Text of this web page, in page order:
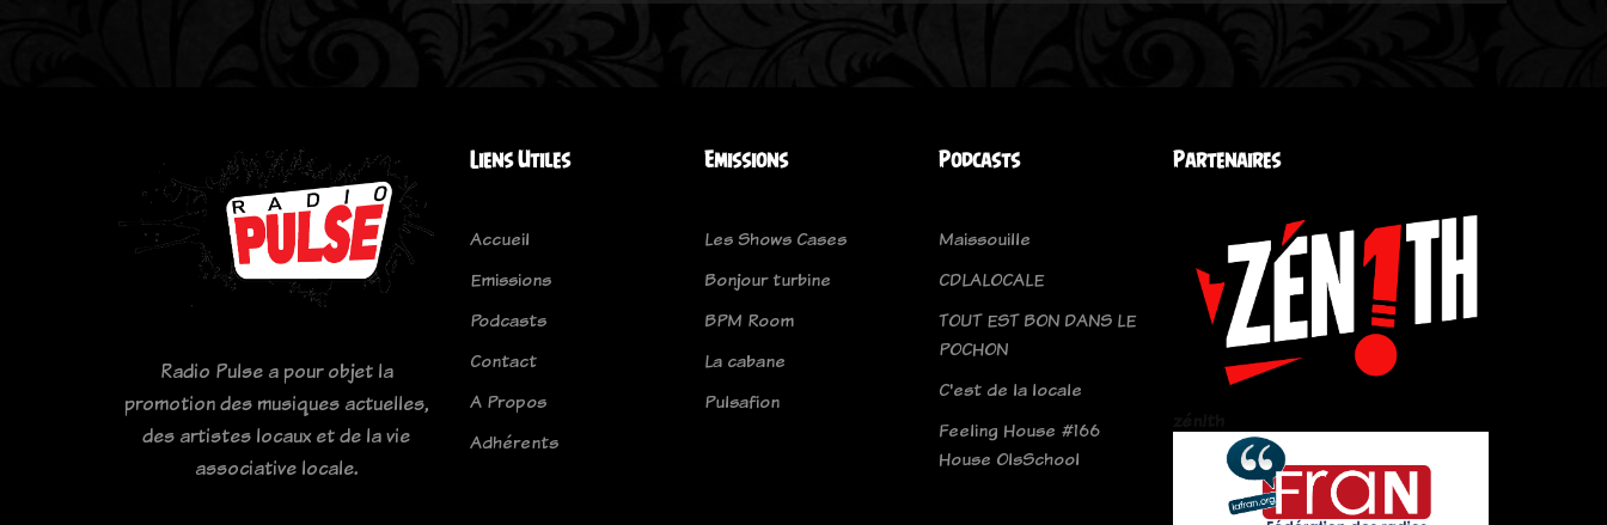
Radio Pulse a pour objet la
promotion des musiques actuelles,
des artistes locaux et de la vie
associative locale.
Liens Utiles
Accueil
Emissions
Podcasts
Contact
A Propos
Adhérents
Emissions
Les Shows Cases
Bonjour turbine
BPM Room
La cabane
Pulsafion
Podcasts
Maissouille
CDLALOCALE
TOUT EST BON DANS LE
POCHON
C'est de la locale
Feeling House #166
House OlsSchool
Partenaires